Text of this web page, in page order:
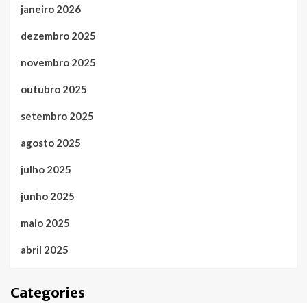
janeiro 2026
dezembro 2025
novembro 2025
outubro 2025
setembro 2025
agosto 2025
julho 2025
junho 2025
maio 2025
abril 2025
Categories